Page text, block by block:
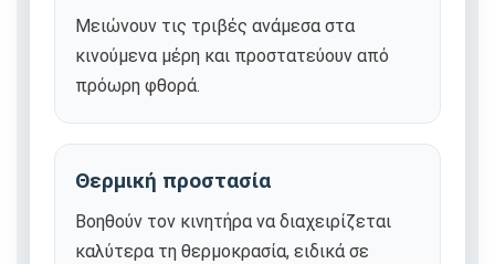
Μειώνουν τις τριβές ανάμεσα στα
κινούμενα μέρη και προστατεύουν από
πρόωρη φθορά.
Θερμική προστασία
Βοηθούν τον κινητήρα να διαχειρίζεται
καλύτερα τη θερμοκρασία, ειδικά σε